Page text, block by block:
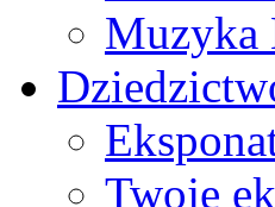
Muzyka
Twoje